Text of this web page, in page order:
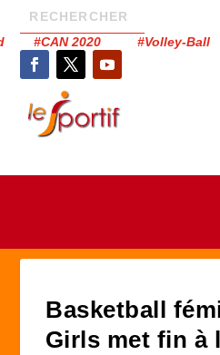
#CAN 2020 #Volley-Ball
Basketball
Girls met fin à